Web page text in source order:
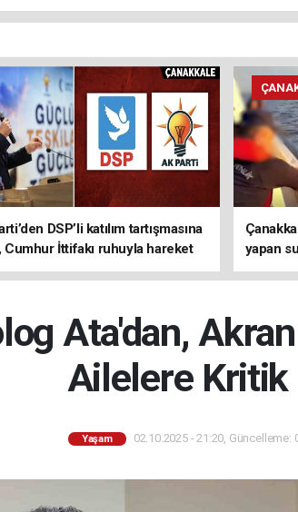
DSP’li katılım tartışmasına
Cumhur İttifakı ruhuyla hareket
yapan
Ata'dan,
Ailelere Kritik
Yaşam 02.10.2025 - 21:20, Güncelleme: